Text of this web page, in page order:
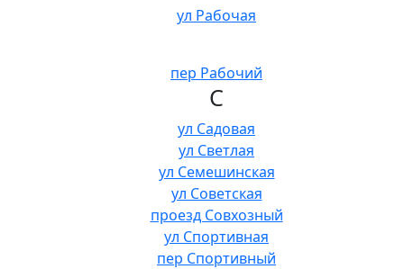
ул Рабочая
пер Рабочий
С
ул Садовая
ул Светлая
ул Семешинская
ул Советская
проезд Совхозный
ул Спортивная
пер Спортивный